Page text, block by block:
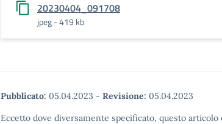
20230404_091708
jpeg - 419 kb
Pubblicato: 05.04.2023 - Revisione: 05.04.2023
Eccetto dove diversamente specificato, questo